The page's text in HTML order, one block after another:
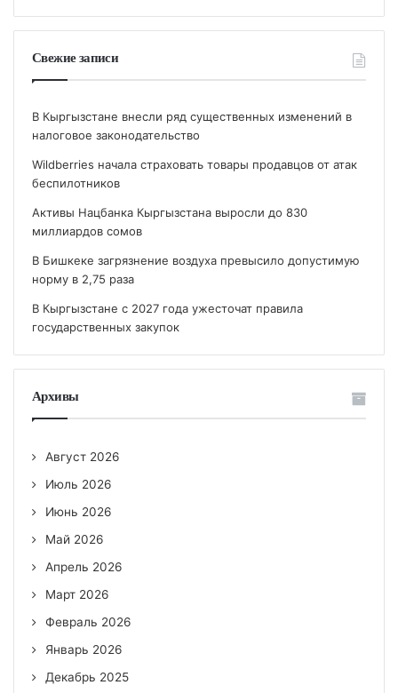
Свежие записи
В Кыргызстане внесли ряд существенных изменений в
налоговое законодательство
Wildberries начала страховать товары продавцов от атак
беспилотников
Активы Нацбанка Кыргызстана выросли до 830
миллиардов сомов
В Бишкеке загрязнение воздуха превысило допустимую
норму в 2,75 раза
В Кыргызстане с 2027 года ужесточат правила
государственных закупок
Архивы
Август 2026
Июль 2026
Июнь 2026
Май 2026
Апрель 2026
Март 2026
Февраль 2026
Январь 2026
Декабрь 2025